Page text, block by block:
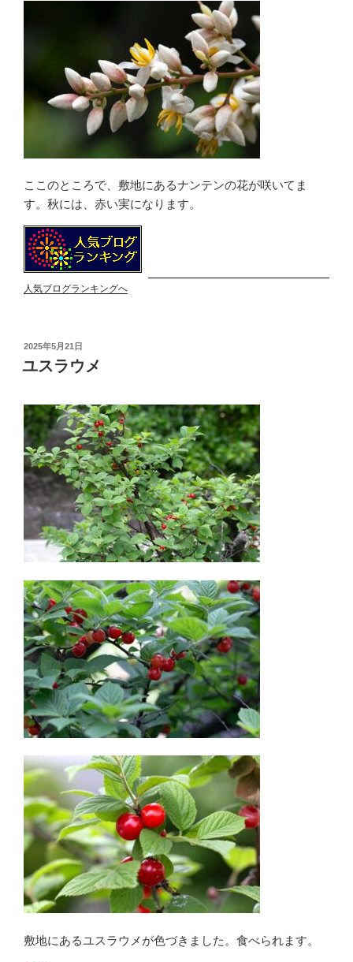
ここのところで、敷地にあるナンテンの花が咲いてま
す。秋には、赤い実になります。
人気ブログランキングへ
投
稿
日:
2025年5月21日
ユスラウメ
敷地にあるユスラウメが色づきました。食べられます。